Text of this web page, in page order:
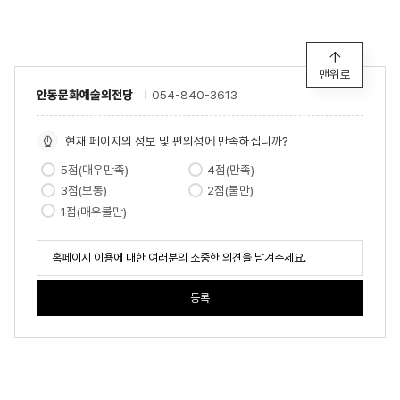
안동문화예술의전당 054-840-3613
맨위로
현재 페이지의 정보 및 편의성에 만족하십니까?
5점(매우만족)
4점(만족)
3점(보통)
2점(불만)
1점(매우불만)